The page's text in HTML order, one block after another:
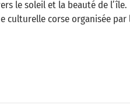
le soleil et la beauté de l’île.
culturelle corse organisée